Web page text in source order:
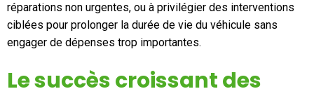
réparations non urgentes, ou à privilégier des interventions
ciblées pour prolonger la durée de vie du véhicule sans
engager de dépenses trop importantes.
Le succès croissant des